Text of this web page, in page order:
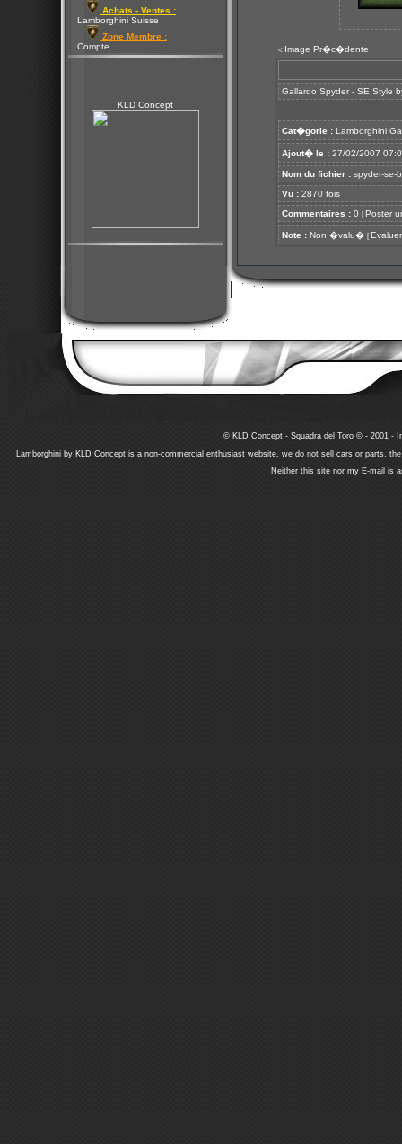
Achats - Ventes :
Lamborghini Suisse
Zone Membre :
Compte
KLD Concept
< Image Pr�c�dente
Gallardo Spyder - SE Style
Cat�gorie : Lamborghini
Ajout� le : 27/02/2007
Nom du fichier : spyder-se-
Vu : 2870 fois
Commentaires : 0 [ Poster
Note : Non �valu� [ Evaluer
© KLD Concept - Squadra del Toro © - 2001 -
Lamborghini by KLD Concept is a non-commercial enthusiast website, we do not sell cars or parts,
Neither this site nor my E-mail is